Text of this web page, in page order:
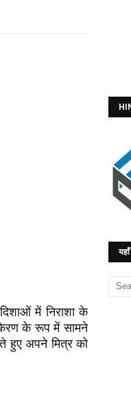
में निराशा के
के रूप में सामने
हुए अपने मित्र को